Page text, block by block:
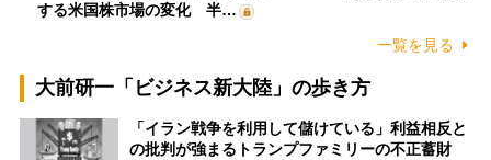
する米国株市場の変化 半…
一覧を見る
大前研一「ビジネス新大陸」の歩き方
「イラン戦争を利用して儲けている」利益相反と
の批判が強まるトランプファミリーの不正蓄財